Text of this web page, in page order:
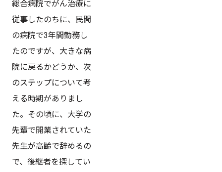
総合病院でがん治療に
従事したのちに、民間
の病院で3年間勤務し
たのですが、大きな病
院に戻るかどうか、次
のステップについて考
える時期がありまし
た。その頃に、大学の
先輩で開業されていた
先生が高齢で辞めるの
で、後継者を探してい